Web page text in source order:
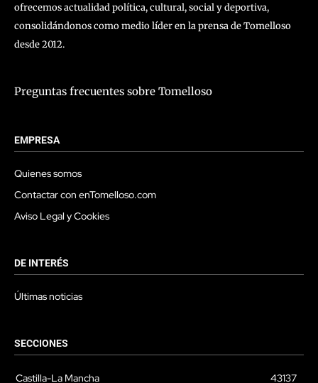
ofrecemos actualidad política, cultural, social y deportiva,
consolidándonos como medio líder en la prensa de Tomelloso
desde 2012.
Preguntas frecuentes sobre Tomelloso
EMPRESA
Quienes somos
Contactar con enTomelloso.com
Aviso Legal y Cookies
DE INTERÉS
Últimas noticias
SECCIONES
Castilla-La Mancha 43137